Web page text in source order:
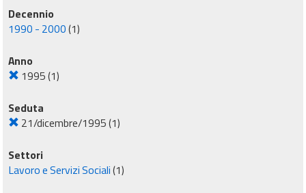
Decennio
1990 - 2000(1)
Anno
1995(1)
Seduta
21/dicembre/1995(1)
Settori
Lavoro e Servizi Sociali(1)